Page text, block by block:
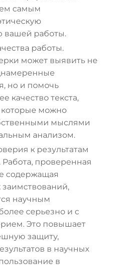
самым
вашей работы.
работы.
может выявить не
но и помочь
качество текста,
которые можно
мыслями
анализом.
к результатам
Работа, проверенная
содержащая
научным
серьезно и с
Это повышает
защиту,
в научных
в